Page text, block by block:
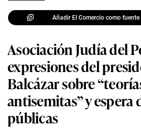
Añadir El Comercio como fuente
Asociación Judía del
expresiones del
Balcázar sobre
antisemitas” y espera
públicas